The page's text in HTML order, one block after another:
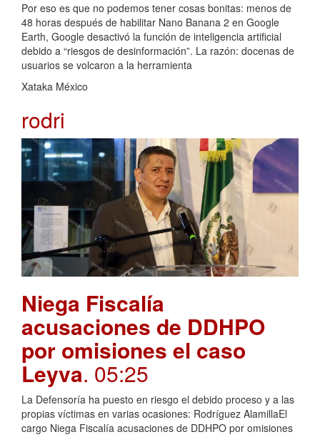
Por eso es que no podemos tener cosas bonitas: menos de
48 horas después de habilitar Nano Banana 2 en Google
Earth, Google desactivó la función de inteligencia artificial
debido a “riesgos de desinformación”. La razón: docenas de
usuarios se volcaron a la herramienta
Xataka México
rodri
Niega Fiscalía
acusaciones de DDHPO
por omisiones el caso
Leyva. 05:25
La Defensoría ha puesto en riesgo el debido proceso y a las
propias víctimas en varias ocasiones: Rodríguez AlamillaEl
cargo Niega Fiscalía acusaciones de DDHPO por omisiones